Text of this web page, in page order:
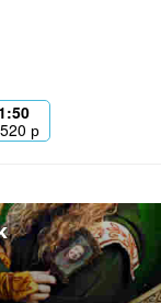
520 р